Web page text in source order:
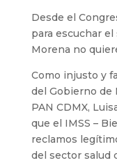
Desde el
para escuchar
Morena no
Como injusto y
del Gobierno de
PAN CDMX,
que el IMSS –
reclamos
del sector salud